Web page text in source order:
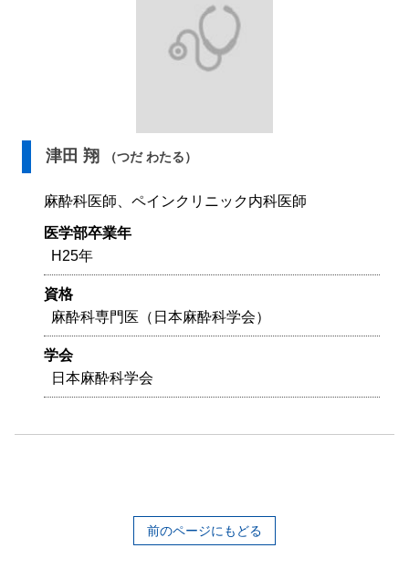
津田 翔 （つだ わたる）
麻酔科医師、ペインクリニック内科医師
医学部卒業年
H25年
資格
麻酔科専門医（日本麻酔科学会）
学会
日本麻酔科学会
前のページにもどる